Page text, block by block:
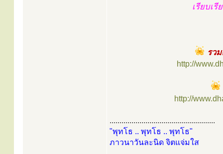
เรียบเ
รว
http://
http://
.....................................................
"พุทโธ .. พุทโธ .. พุทโธ"
ภาวนาวันละนิด จิตแจ่มใส